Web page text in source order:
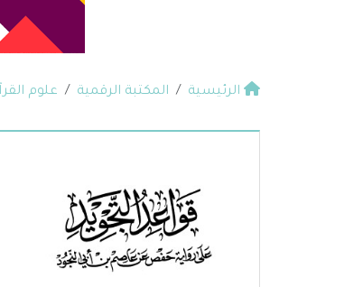
الرئيسية المكتبة الرقمية علوم